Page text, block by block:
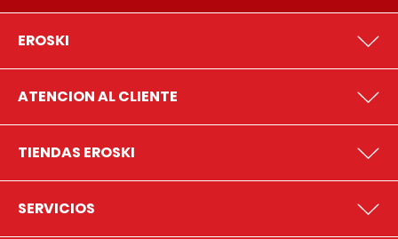
EROSKI
ATENCION AL CLIENTE
TIENDAS EROSKI
SERVICIOS